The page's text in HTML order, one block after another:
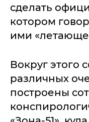
сделать
котором
ими
Вокруг этого
различных
построены